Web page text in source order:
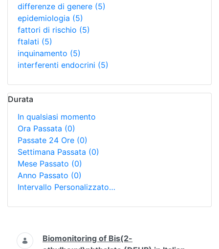
differenze di genere (5)
epidemiologia (5)
fattori di rischio (5)
ftalati (5)
inquinamento (5)
interferenti endocrini (5)
Durata
In qualsiasi momento
Ora Passata (0)
Passate 24 Ore (0)
Settimana Passata (0)
Mese Passato (0)
Anno Passato (0)
Intervallo Personalizzato…
Ricerca
Biomonitoring of Bis(2-